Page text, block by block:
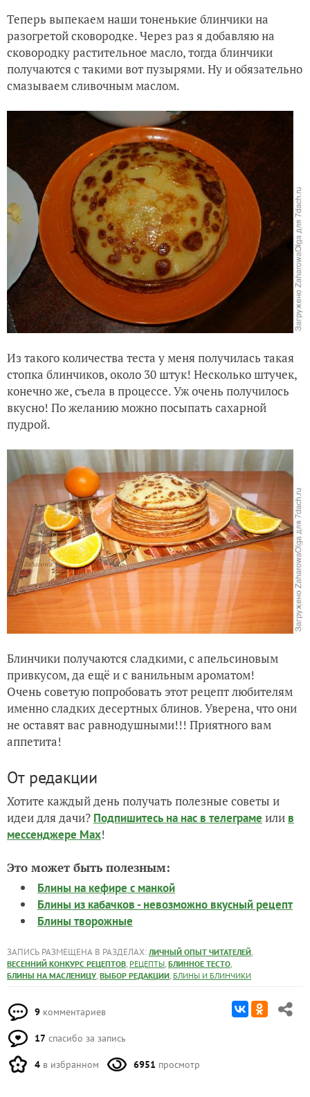
Теперь выпекаем наши тоненькие блинчики на
разогретой сковородке. Через раз я добавляю на
сковородку растительное масло, тогда блинчики
получаются с такими вот пузырями. Ну и обязательно
смазываем сливочным маслом.
Из такого количества теста у меня получилась такая
стопка блинчиков, около 30 штук! Несколько штучек,
конечно же, съела в процессе. Уж очень получилось
вкусно! По желанию можно посыпать сахарной
пудрой.
Блинчики получаются сладкими, с апельсиновым
привкусом, да ещё и с ванильным ароматом!
Очень советую попробовать этот рецепт любителям
именно сладких десертных блинов. Уверена, что они
не оставят вас равнодушными!!! Приятного вам
аппетита!
От редакции
Хотите каждый день получать полезные советы и
идеи для дачи? Подпишитесь на нас в телеграме или в
мессенджере Max!
Это может быть полезным:
Блины на кефире с манкой
Блины из кабачков - невозможно вкусный рецепт
Блины творожные
ЗАПИСЬ РАЗМЕЩЕНА В РАЗДЕЛАХ: ЛИЧНЫЙ ОПЫТ ЧИТАТЕЛЕЙ,
ВЕСЕННИЙ КОНКУРС РЕЦЕПТОВ, РЕЦЕПТЫ, БЛИННОЕ ТЕСТО,
БЛИНЫ НА МАСЛЕНИЦУ, ВЫБОР РЕДАКЦИИ, БЛИНЫ И БЛИНЧИКИ
9 комментариев
17 спасибо за запись
4 в избранном 6951 просмотр